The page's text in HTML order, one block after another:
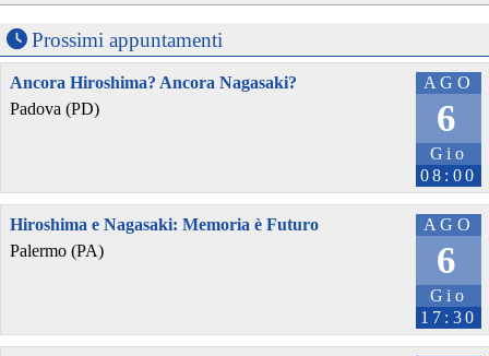
Prossimi appuntamenti
AGO
6
Gio
08:00
Ancora Hiroshima? Ancora Nagasaki?
Padova (PD)
AGO
6
Gio
17:30
Hiroshima e Nagasaki: Memoria è Futuro
Palermo (PA)